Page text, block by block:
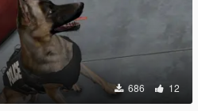
686 12